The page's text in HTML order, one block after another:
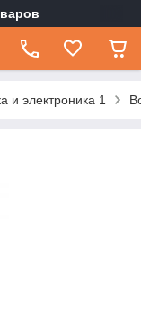
и электроника 1